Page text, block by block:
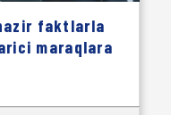
faktlarla
maraqlara